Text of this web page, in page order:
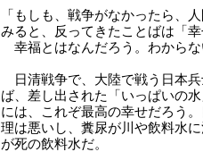
「もしも、戦争がなかったら、
みると、反ってきたことばは「
幸福とはなんだろう。わからな
日清戦争で、大陸で戦う日本
ば、差し出された「いっぱいの
には、これぞ最高の幸せだろう
理は悪いし、糞尿が川や飲料水
が死の飲料水だ。